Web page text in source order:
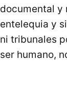
documental y
entelequia y
ni tribunales
ser humano,